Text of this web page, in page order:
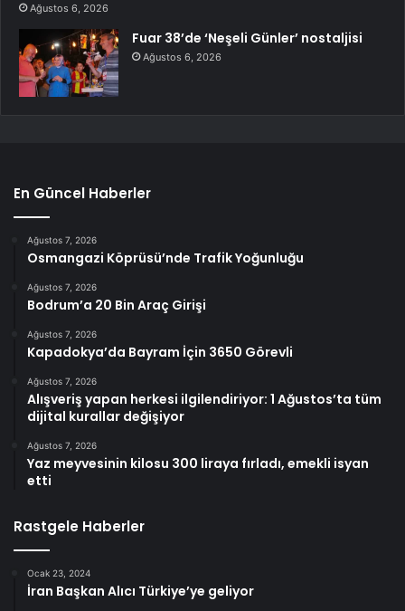
Ağustos 6, 2026
Fuar 38’de ‘Neşeli Günler’ nostaljisi
Ağustos 6, 2026
En Güncel Haberler
Ağustos 7, 2026
Osmangazi Köprüsü’nde Trafik Yoğunluğu
Ağustos 7, 2026
Bodrum’a 20 Bin Araç Girişi
Ağustos 7, 2026
Kapadokya’da Bayram İçin 3650 Görevli
Ağustos 7, 2026
Alışveriş yapan herkesi ilgilendiriyor: 1 Ağustos’ta tüm
dijital kurallar değişiyor
Ağustos 7, 2026
Yaz meyvesinin kilosu 300 liraya fırladı, emekli isyan
etti
Rastgele Haberler
Ocak 23, 2024
İran Başkan Alıcı Türkiye’ye geliyor